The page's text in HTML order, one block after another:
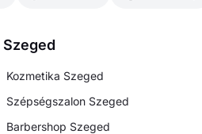
Szeged
Kozmetika Szeged
Szépségszalon Szeged
Barbershop Szeged